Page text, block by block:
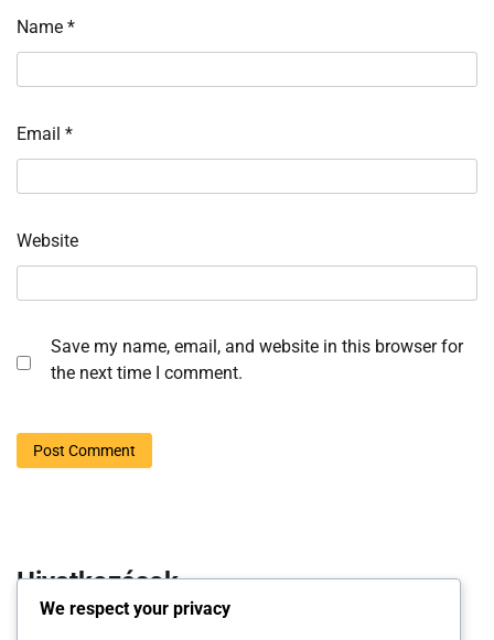
Name *
Email *
Website
Save my name, email, and website in this browser for
the next time I comment.
Hivatkozások
We respect your privacy